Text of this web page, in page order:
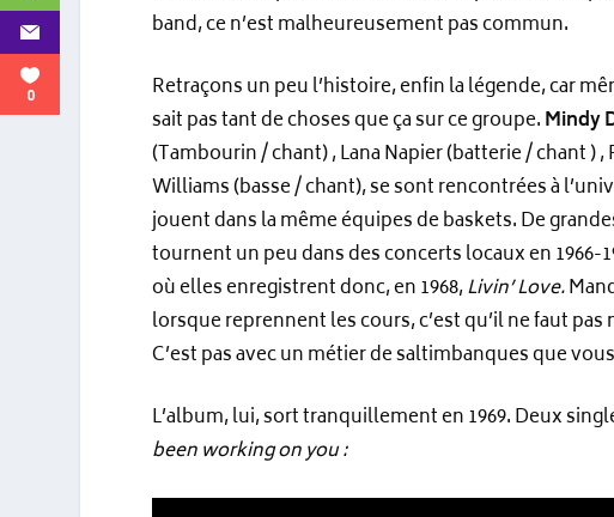
band, ce n’est malheureusement pas commun.
Retraçons un peu l’histoire, enfin la légende, car
sait pas tant de choses que ça sur ce groupe.Mindy
(Tambourin / chant) , Lana Napier (batterie / chant )
Williams (basse / chant), se sont rencontrées à
jouent dans la même équipes de baskets. De
tournent un peu dans des concerts locaux en 1966-
où elles enregistrent donc, en 1968,Livin’ Love.
lorsque reprennent les cours, c’est qu’il ne faut
C’est pas avec un métier de saltimbanques que
L’album, lui, sort tranquillement en 1969. Deux
been working on you :
0